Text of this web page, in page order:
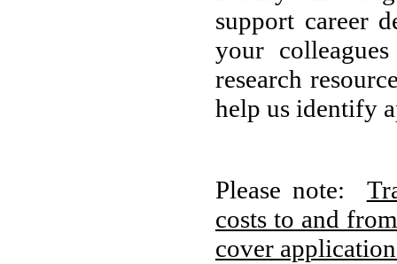
support career
your
research
help us identify
Please note:
costs to and
cover